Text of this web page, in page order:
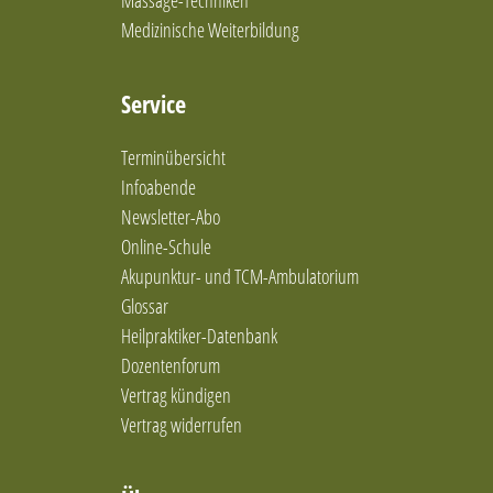
Entspannungshypnosen
Ernährung nach den 5 Elementen
Ernährungsberatung / Darmgesundheit
Ernährungsberatung nach Metabolic Balance
Ernährungsberatung und mikrobiologische
Therapie (Darmgesundheit)
Ernährungstherapie
Ernährungstherapie / Gewichtsregulation
Ernährungstherapie/Gewichtsregulation
Familienaufstellung in Einzelsitzung
Feldenkrais-Methode
Frauengesundheit und Coaching
Fußreflexzonentherapie
Medizinische Weiterbildung
Service
Terminübersicht
Infoabende
Newsletter-Abo
Online-Schule
Akupunktur- und TCM-Ambulatorium
Glossar
Heilpraktiker-Datenbank
Dozentenforum
Vertrag kündigen
Vertrag widerrufen